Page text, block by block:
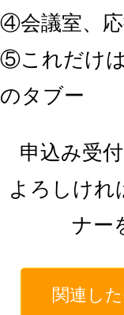
④会議室、
⑤これだけ
のタブー
申込み受
よろしけれ
ナー
関連し